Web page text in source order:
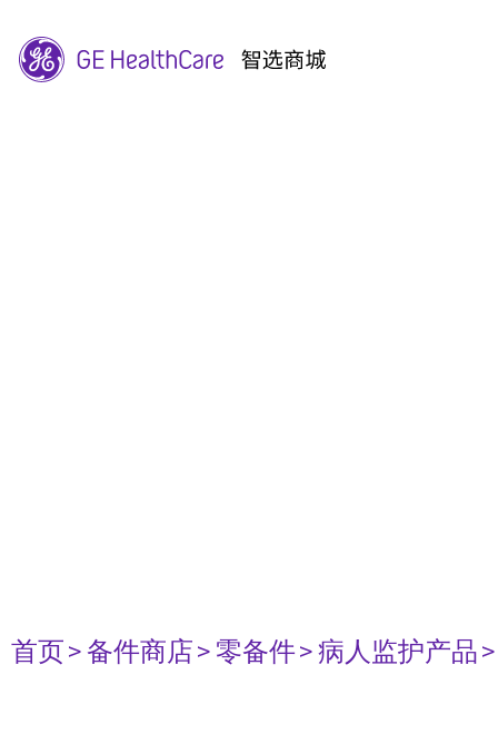
首页> 备件商店> 零备件> 病人监护产品